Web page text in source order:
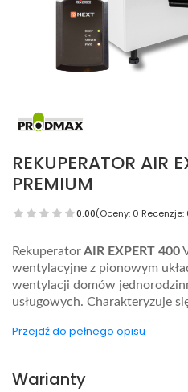
REKUPERATOR AIR
PREMIUM
0.00(Oceny: 0 Recenzje:
RekuperatorAIR EXPERT 400
wentylacyjne z pionowym
wentylacji domów
usługowych. Charakteryzuje
Przejdź do pełnego opisu
Warianty